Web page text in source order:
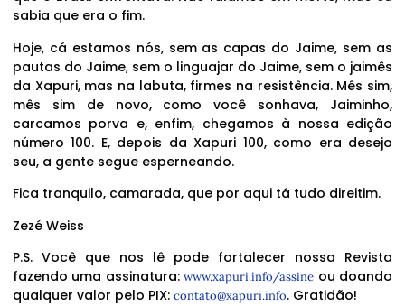
sabia que era o fim.
Hoje, cá estamos nós, sem as capas do Jaime, sem as
pautas do Jaime, sem o linguajar do Jaime, sem o jaimês
da Xapuri, mas na labuta, firmes na resistência. Mês sim,
mês sim de novo, como você sonhava, Jaiminho,
carcamos porva e, enfim, chegamos à nossa edição
número 100. E, depois da Xapuri 100, como era desejo
seu, a gente segue esperneando.
Fica tranquilo, camarada, que por aqui tá tudo direitim.
Zezé Weiss
P.S. Você que nos lê pode fortalecer nossa Revista
fazendo uma assinatura:www.xapuri.info/assine ou doando
qualquer valor pelo PIX: contato@xapuri.info. Gratidão!